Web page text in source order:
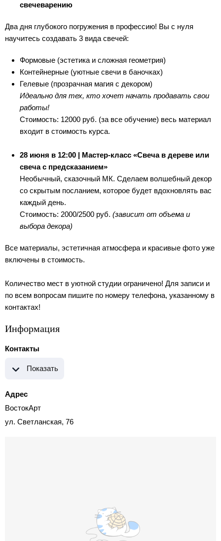
свечеварению
Два дня глубокого погружения в профессию! Вы с нуля
научитесь создавать 3 вида свечей:
Формовые (эстетика и сложная геометрия)
Контейнерные (уютные свечи в баночках)
Гелевые (прозрачная магия с декором)
Идеально для тех, кто хочет начать продавать свои
работы!
Стоимость: 12000 руб. (за все обучение) весь материал
входит в стоимость курса.
28 июня в 12:00 | Мастер-класс «Свеча в дереве или
свеча с предсказанием»
Необычный, сказочный МК. Сделаем волшебный декор
со скрытым посланием, которое будет вдохновлять вас
каждый день.
Стоимость: 2000/2500 руб. (зависит от объема и
выбора декора)
Все материалы, эстетичная атмосфера и красивые фото уже
включены в стоимость.
Количество мест в уютной студии ограничено! Для записи и
по всем вопросам пишите по номеру телефона, указанному в
контактах!
Информация
Контакты
Показать
Адрес
ВостокАрт
ул. Светланская, 76